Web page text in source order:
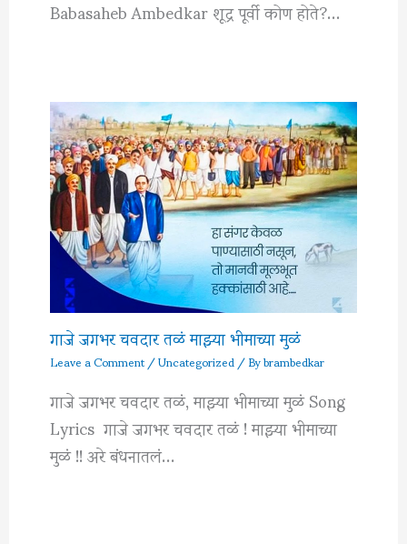
Babasaheb Ambedkar शूद्र पूर्वी कोण होते?…
गाजे जगभर चवदार तळं माझ्या भीमाच्या मुळं
Leave a Comment/Uncategorized/ Bybrambedkar
गाजे जगभर चवदार तळं, माझ्या भीमाच्या मुळं Song
Lyrics गाजे जगभर चवदार तळं ! माझ्या भीमाच्या
मुळं !! अरे बंधनातलं…